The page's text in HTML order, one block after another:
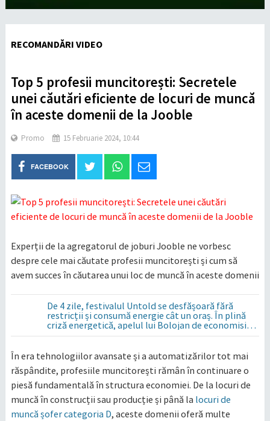
RECOMANDĂRI VIDEO
Top 5 profesii muncitorești: Secretele
unei căutări eficiente de locuri de muncă
în aceste domenii de la Jooble
Promo 15 Februarie 2024, 10:44
FACEBOOK
Experții de la agregatorul de joburi Jooble ne vorbesc
despre cele mai căutate profesii muncitorești și cum să
avem succes în căutarea unui loc de muncă în aceste domenii
De 4 zile, festivalul Untold se desfășoară fără
restricții și consumă energie cât un oraș. În plină
criză energetică, apelul lui Bolojan de economisire
a energiei nu s-a auzit la Cluj, în orașul condus de
În era tehnologiilor avansate și a automatizărilor tot mai
răspândite, profesiile muncitorești rămân în continuare o
piesă fundamentală în structura economiei. De la locuri de
muncă în construcții sau producție și până la locuri de
muncă șofer categoria D, aceste domenii oferă multe